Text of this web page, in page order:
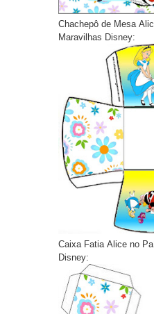
Chachepô de Mesa
Maravilhas Disney:
Caixa Fatia Alice no
Disney: